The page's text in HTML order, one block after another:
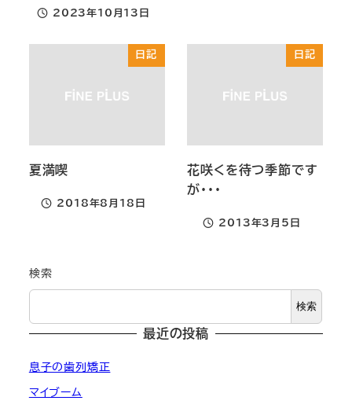
投稿日
2023年10月13日
日記
夏満喫
投稿日
2018年8月18日
日記
花咲くを待つ季節です
が・・・
投稿日
2013年3月5日
検索
検索
最近の投稿
息子の歯列矯正
マイブーム